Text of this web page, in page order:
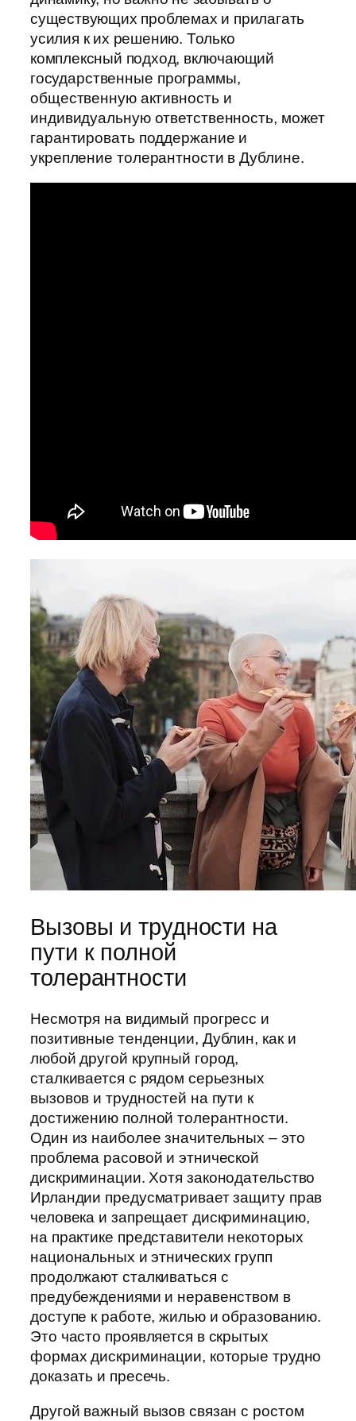
существующих проблемах и прилагать
усилия к их решению. Только
комплексный подход, включающий
государственные программы,
общественную активность и
индивидуальную ответственность, может
гарантировать поддержание и
укрепление толерантности в Дублине.
Вызовы и трудности на
пути к полной
толерантности
Несмотря на видимый прогресс и
позитивные тенденции, Дублин, как и
любой другой крупный город,
сталкивается с рядом серьезных
вызовов и трудностей на пути к
достижению полной толерантности.
Один из наиболее значительных – это
проблема расовой и этнической
дискриминации. Хотя законодательство
Ирландии предусматривает защиту прав
человека и запрещает дискриминацию,
на практике представители некоторых
национальных и этнических групп
продолжают сталкиваться с
предубеждениями и неравенством в
доступе к работе, жилью и образованию.
Это часто проявляется в скрытых
формах дискриминации, которые трудно
доказать и пресечь.
Другой важный вызов связан с ростом